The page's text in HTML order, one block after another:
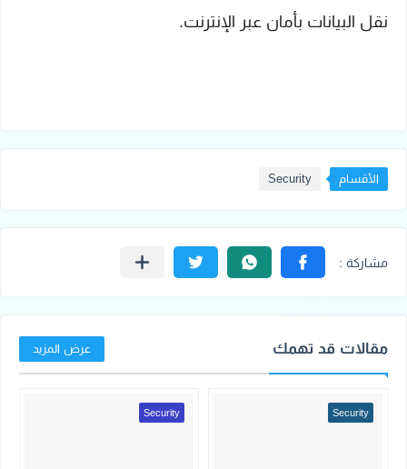
نقل البيانات بأمان عبر الإنترنت.
الأقسام Security
مقالات قد تهمك عرض المزيد
Security
Security